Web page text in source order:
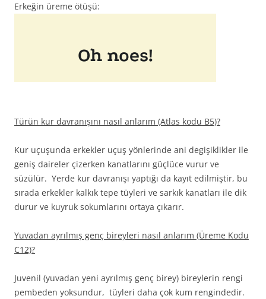
Erkeğin üreme ötüşü:
Türün kur davranışını nasıl anlarım (Atlas kodu B5)?
Kur uçuşunda erkekler uçuş yönlerinde ani degişiklikler ile
geniş daireler çizerken kanatlarını güçlüce vurur ve
süzülür. Yerde kur davranışı yaptığı da kayıt edilmiştir, bu
sırada erkekler kalkık tepe tüyleri ve sarkık kanatları ile dik
durur ve kuyruk sokumlarını ortaya çıkarır.
Yuvadan ayrılmış genç bireyleri nasıl anlarım (Üreme Kodu
C12)?
Juvenil (yuvadan yeni ayrılmış genç birey) bireylerin rengi
pembeden yoksundur, tüyleri daha çok kum rengindedir.